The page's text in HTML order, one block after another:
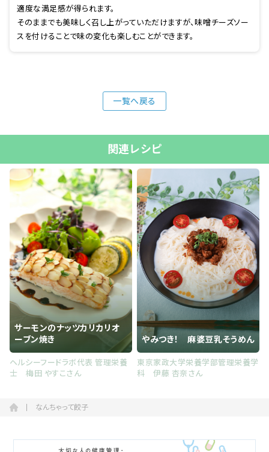
適度な満足感が得られます。
そのままでも美味しく召し上がっていただけますが、味噌チーズソー
スを付けることで味の変化も楽しむことができます。
一覧へ戻る
関連レシピ
サーモンのナッツカリカリオ
ーブン焼き
ヘルシーフードラボ代表 管理栄養
士 梅田 やすこさん
やみつき！ 麻婆豆乳そうめん
東京家政大学栄養学部管理栄養学
科 伊藤 杏奈さん
なんちゃって餃子